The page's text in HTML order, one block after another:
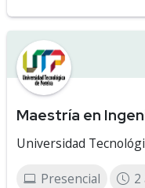
Maestría en
Universidad
Presencial 2